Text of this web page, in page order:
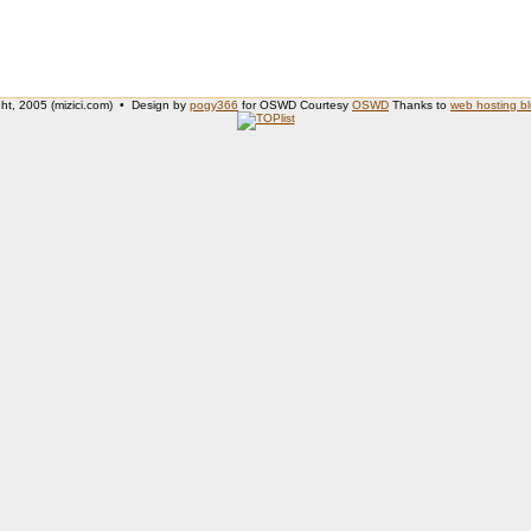
2005 (mizici.com) • Design by pogy366 for OSWD Courtesy OSWD Thanks to web hosting